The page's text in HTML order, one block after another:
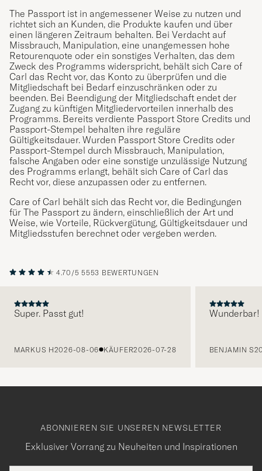
The Passport ist in angemessener Weise zu nutzen und
richtet sich an Kunden, die Produkte kaufen und über
einen längeren Zeitraum behalten. Bei Verdacht auf
Missbrauch, Manipulation, eine unangemessen hohe
Retourenquote oder ein sonstiges Verhalten, das dem
Zweck des Programms widerspricht, behält sich Care of
Carl das Recht vor, das Konto zu überprüfen und die
Mitgliedschaft bei Bedarf einzuschränken oder zu
beenden. Bei Beendigung der Mitgliedschaft endet der
Zugang zu künftigen Mitgliedervorteilen innerhalb des
Programms. Bereits verdiente Passport Store Credits und
Passport-Stempel behalten ihre reguläre
Gültigkeitsdauer. Wurden Passport Store Credits oder
Passport-Stempel durch Missbrauch, Manipulation,
falsche Angaben oder eine sonstige unzulässige Nutzung
des Programms erlangt, behält sich Care of Carl das
Recht vor, diese anzupassen oder zu entfernen.
Care of Carl behält sich das Recht vor, die Bedingungen
für The Passport zu ändern, einschließlich der Art und
Weise, wie Vorteile, Rückvergütung, Gültigkeitsdauer und
Mitgliedsstufen berechnet oder vergeben werden.
4.70/5 5553 BEWERTUNGEN
Super. Passt gut!
MARKUS H2026-08-06 KÄUFER2026-07-28
Wunderbar!
BENJAMIN S
ABONNIEREN SIE UNSEREN NEWSLETTER
Exklusiver Vorrang zu Neuheiten und Inspirationen